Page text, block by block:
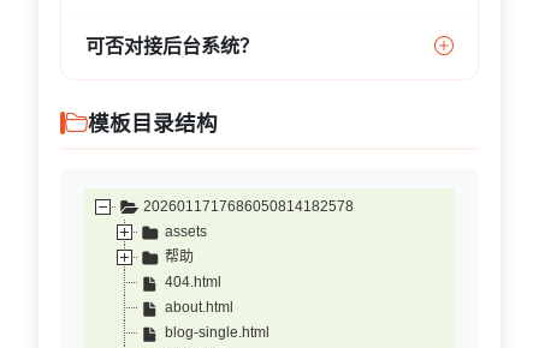
可否对接后台系统？
模板目录结构
2026011717686050814182578
assets
帮助
404.html
about.html
blog-single.html